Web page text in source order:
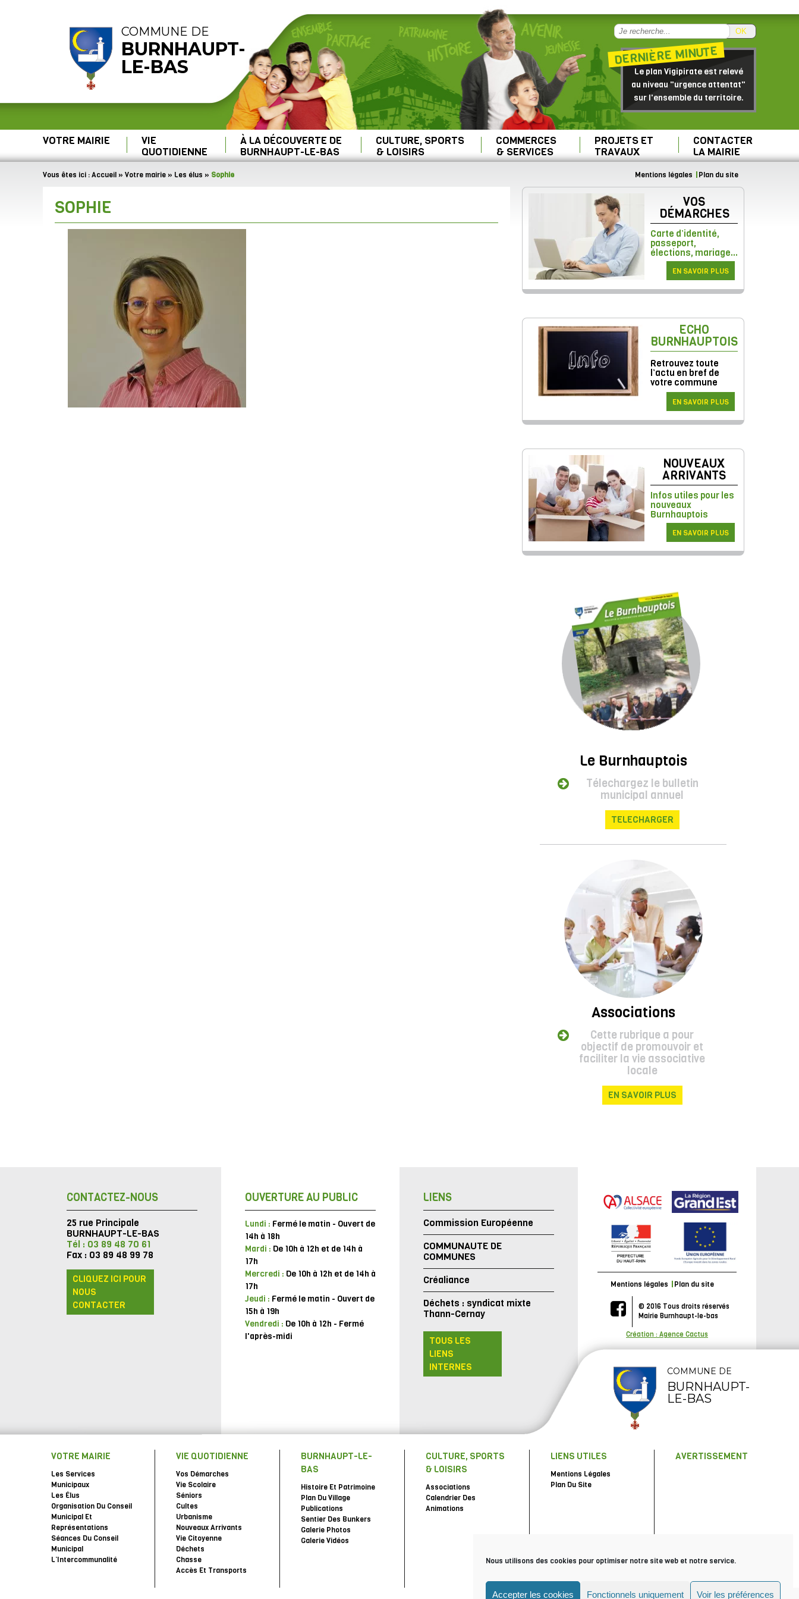
Nous utilisons des cookies pour optimiser notre site web et notre service.
Accepter les cookies Fonctionnels uniquement Voir les préférences
COMMUNE DE
BURNHAUPT-
LE-BAS
OK
DERNIÈRE MINUTE
Le plan Vigipirate est relevé
au niveau "urgence attentat"
sur l'ensemble du territoire.
VOTRE MAIRIE VIE
QUOTIDIENNE
À LA DÉCOUVERTE DE
BURNHAUPT-LE-BAS
CULTURE, SPORTS
& LOISIRS
COMMERCES
& SERVICES
PROJETS ET
TRAVAUX
CONTACTER
LA MAIRIE
Vous êtes ici :Accueil » Votre mairie » Les élus » Sophie Mentions légales Plan du site
SOPHIE VOS
DÉMARCHES
Carte d’identité,
passeport,
élections, mariage...
EN SAVOIR PLUS
ECHO
BURNHAUPTOIS
Retrouvez toute
l’actu en bref de
votre commune
EN SAVOIR PLUS
NOUVEAUX
ARRIVANTS
Infos utiles pour les
nouveaux
Burnhauptois
EN SAVOIR PLUS
Le Burnhauptois
Télechargez le bulletin
municipal annuel
TELECHARGER
Associations
Cette rubrique a pour
objectif de promouvoir et
faciliter la vie associative
locale
EN SAVOIR PLUS
CONTACTEZ-NOUS
25 rue Principale
BURNHAUPT-LE-BAS
Tél : 03 89 48 70 61
Fax : 03 89 48 99 78
CLIQUEZ ICI POUR
NOUS
CONTACTER
OUVERTURE AU PUBLIC
Lundi : Fermé le matin - Ouvert de
14h à 18h
Mardi : De 10h à 12h et de 14h à
17h
Mercredi : De 10h à 12h et de 14h à
17h
Jeudi : Fermé le matin - Ouvert de
15h à 19h
Vendredi : De 10h à 12h - Fermé
l'après-midi
LIENS
Commission Européenne
COMMUNAUTE DE
COMMUNES
Créaliance
Déchets : syndicat mixte
Thann-Cernay
TOUS LES
LIENS
INTERNES
Mentions légales Plan du site
© 2016 Tous droits réservés
Mairie Burnhaupt-le-bas
Création : Agence Cactus
COMMUNE DE
BURNHAUPT-
LE-BAS
VOTRE MAIRIE
Les Services
Municipaux
Les Élus
Organisation Du Conseil
Municipal Et
Représentations
Séances Du Conseil
Municipal
L’Intercommunalité
VIE QUOTIDIENNE
Vos Démarches
Vie Scolaire
Séniors
Cultes
Urbanisme
Nouveaux Arrivants
Vie Citoyenne
Déchets
Chasse
Accès Et Transports
BURNHAUPT-LE-
BAS
Histoire Et Patrimoine
Plan Du Village
Publications
Sentier Des Bunkers
Galerie Photos
Galerie Vidéos
CULTURE, SPORTS
& LOISIRS
Associations
Calendrier Des
Animations
LIENS UTILES
Mentions Légales
Plan Du Site
AVERTISSEMENT